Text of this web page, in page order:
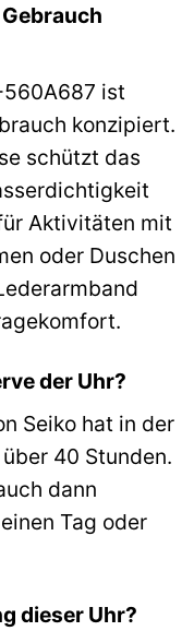
560A687 ist
konzipiert.
schützt das
Aktivitäten mit
oder Duschen
der Uhr?
Seiko hat in der
40 Stunden.
dann
Tag oder
dieser Uhr?